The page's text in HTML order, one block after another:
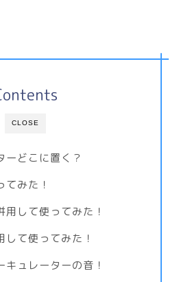
CLOSE
ーどこに置く？
てみた！
用して使ってみた！
して使ってみた！
キュレーターの音！